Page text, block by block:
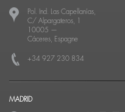
Pol. Ind. Las Capellanías,
C/ Alpargateros, 1
10005 —
Cáceres, Espagne
+34 927 230 834
MADRID